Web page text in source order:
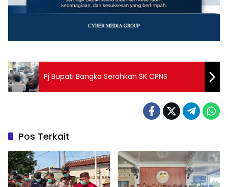
Pj Bupati Bangka Serahkan SK CPNS
Pos Terkait